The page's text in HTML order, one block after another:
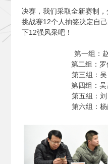
决赛，我们采取全新赛制
挑战赛12个人抽签决定自
下12强风采吧！
第一组：
第二组：
第三组：
第四组：
第五组：
第六组：